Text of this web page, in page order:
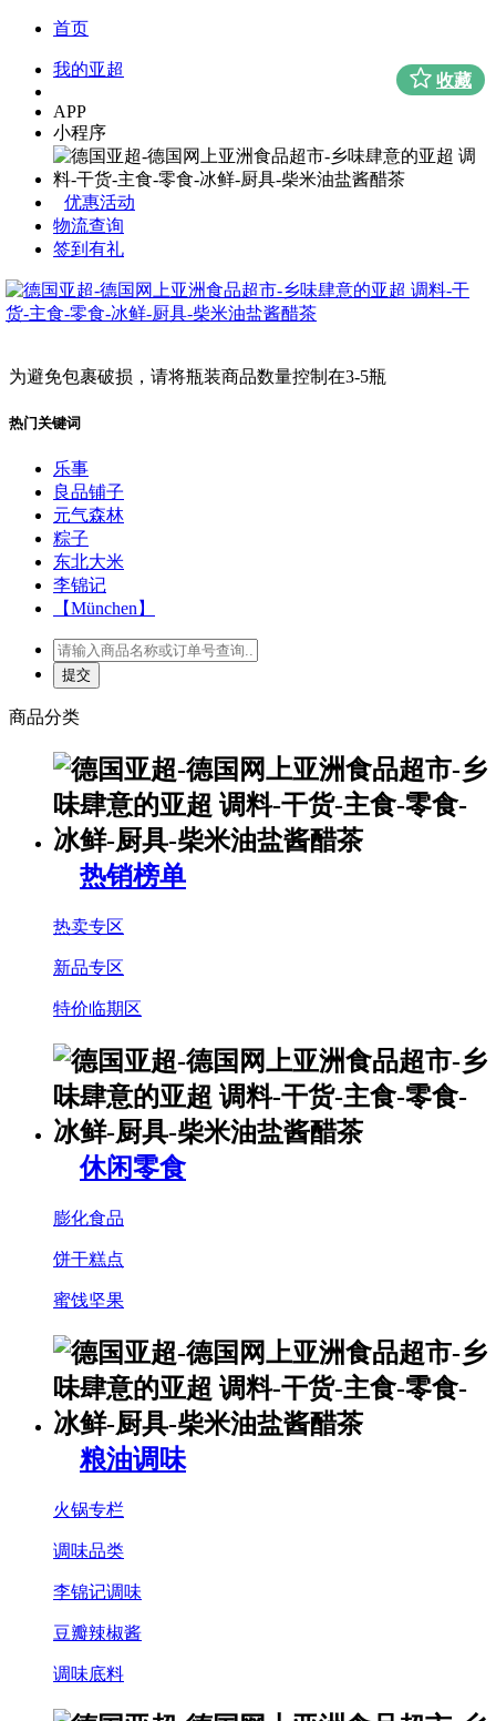
首页
我的亚超
APP
小程序
优惠活动
物流查询
签到有礼
为避免包裹破损，请将瓶装商品数量控制在3-5瓶
热门关键词
乐事
良品铺子
元气森林
粽子
东北大米
李锦记
【München】
商品分类
热销榜单
热卖专区
新品专区
特价临期区
休闲零食
膨化食品
饼干糕点
蜜饯坚果
粮油调味
火锅专栏
调味品类
李锦记调味
豆瓣辣椒酱
调味底料
收藏